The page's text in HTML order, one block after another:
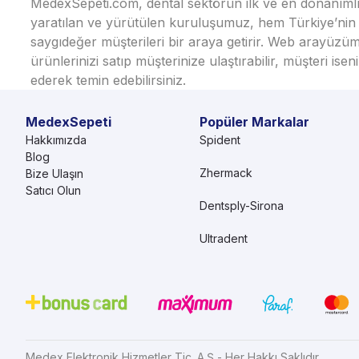
MedexSepeti.com, dental sektörün ilk ve en
yaratılan ve yürütülen kuruluşumuz, hem Türkiye’nin
saygıdeğer müşterileri bir araya getirir. Web
ürünlerinizi satıp müşterinize ulaştırabilir, müşteri
ederek temin edebilirsiniz.
MedexSepeti
Hakkımızda
Blog
Bize Ulaşın
Satıcı Olun
Popüler Markalar
Spident
Zhermack
Dentsply-Sirona
Ultradent